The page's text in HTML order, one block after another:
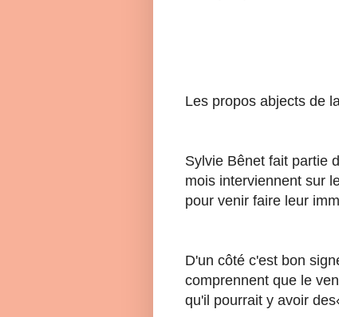
Les propos abjects de
Sylvie Bênet fait partie
mois interviennent sur
pour venir faire leur
D'un côté c'est bon
comprennent que le
qu'il pourrait y avoir